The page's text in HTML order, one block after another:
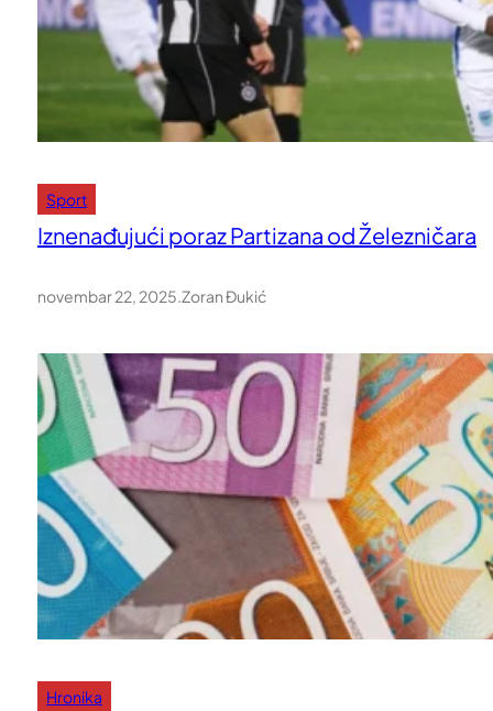
Sport
Iznenađujući poraz Partizana od Železničara
novembar 22, 2025.Zoran Đukić
Hronika